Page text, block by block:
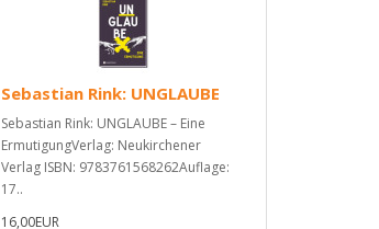
Sebastian Rink: UNGLAUBE
Sebastian Rink: UNGLAUBE – Eine
ErmutigungVerlag: Neukirchener
Verlag ISBN: 9783761568262Auflage:
17..
16,00EUR